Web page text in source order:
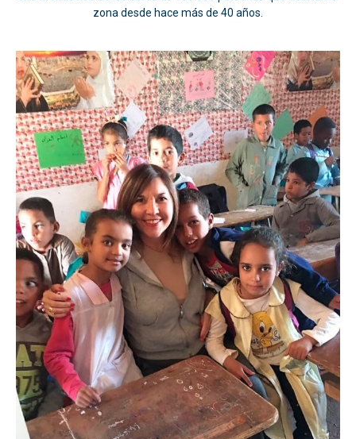
zona desde hace más de 40 años.